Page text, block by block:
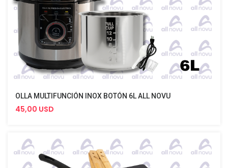
OLLA MULTIFUNCIÓN INOX BOTÓN 6L ALL NOVU
45,00 USD